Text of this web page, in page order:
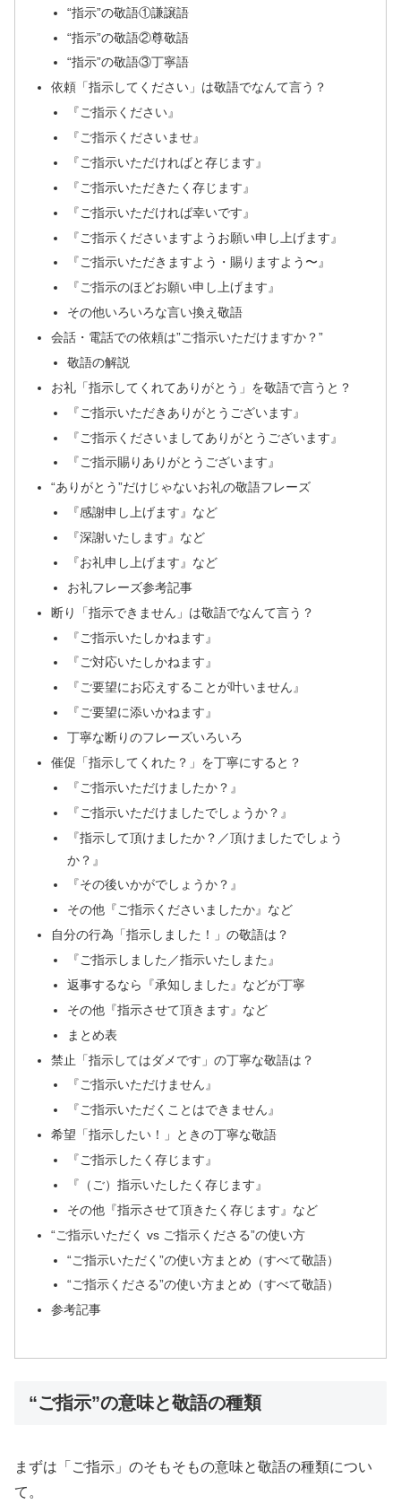
“指示”の敬語①謙譲語
“指示”の敬語②尊敬語
“指示”の敬語③丁寧語
依頼「指示してください」は敬語でなんて言う？
『ご指示ください』
『ご指示くださいませ』
『ご指示いただければと存じます』
『ご指示いただきたく存じます』
『ご指示いただければ幸いです』
『ご指示くださいますようお願い申し上げます』
『ご指示いただきますよう・賜りますよう〜』
『ご指示のほどお願い申し上げます』
その他いろいろな言い換え敬語
会話・電話での依頼は”ご指示いただけますか？”
敬語の解説
お礼「指示してくれてありがとう」を敬語で言うと？
『ご指示いただきありがとうございます』
『ご指示くださいましてありがとうございます』
『ご指示賜りありがとうございます』
“ありがとう”だけじゃないお礼の敬語フレーズ
『感謝申し上げます』など
『深謝いたします』など
『お礼申し上げます』など
お礼フレーズ参考記事
断り「指示できません」は敬語でなんて言う？
『ご指示いたしかねます』
『ご対応いたしかねます』
『ご要望にお応えすることが叶いません』
『ご要望に添いかねます』
丁寧な断りのフレーズいろいろ
催促「指示してくれた？」を丁寧にすると？
『ご指示いただけましたか？』
『ご指示いただけましたでしょうか？』
『指示して頂けましたか？／頂けましたでしょう
か？』
『その後いかがでしょうか？』
その他『ご指示くださいましたか』など
自分の行為「指示しました！」の敬語は？
『ご指示しました／指示いたしまた』
返事するなら『承知しました』などが丁寧
その他『指示させて頂きます』など
まとめ表
禁止「指示してはダメです」の丁寧な敬語は？
『ご指示いただけません』
『ご指示いただくことはできません』
希望「指示したい！」ときの丁寧な敬語
『ご指示したく存じます』
『（ご）指示いたしたく存じます』
その他『指示させて頂きたく存じます』など
“ご指示いただく vs ご指示くださる”の使い方
“ご指示いただく”の使い方まとめ（すべて敬語）
“ご指示くださる”の使い方まとめ（すべて敬語）
参考記事
“ご指示”の意味と敬語の種類
まずは「ご指示」のそもそもの意味と敬語の種類につい
て。